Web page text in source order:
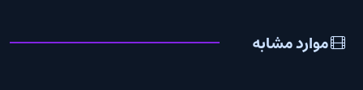
موارد مشابه